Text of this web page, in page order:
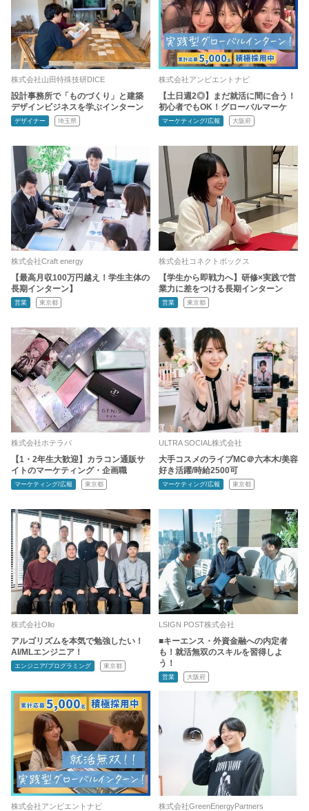
株式会社山田特殊技研DICE
設計事務所で「ものづくり」と建築
デザインビジネスを学ぶインターン
デザイナー 埼玉県
株式会社アンビエントナビ
【土日週2◎】まだ就活に間に合う！
初心者でもOK！グローバルマーケ
マーケティング/広報 大阪府
株式会社Craft energy
【最高月収100万円越え！学生主体の
長期インターン】
営業 東京都
株式会社コネクトボックス
【学生から即戦力へ】研修×実践で営
業力に差をつける長期インターン
営業 東京都
株式会社ホテラバ
【1・2年生大歓迎】カラコン通販サ
イトのマーケティング・企画職
マーケティング/広報 東京都
ULTRA SOCIAL株式会社
大手コスメのライブMC＠六本木/美容
好き活躍/時給2500可
マーケティング/広報 東京都
株式会社Ollo
アルゴリズムを本気で勉強したい！
AI/MLエンジニア！
エンジニア/プログラミング 東京都
LSIGN POST株式会社
■キーエンス・外資金融への内定者
も！就活無双のスキルを習得しよ
う！
営業 大阪府
株式会社アンビエントナビ 株式会社GreenEnergyPartners